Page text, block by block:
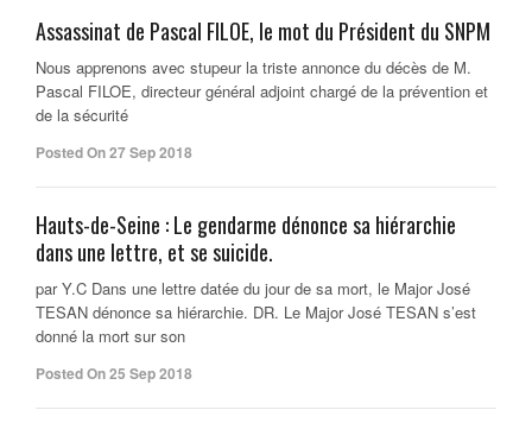
Assassinat de Pascal FILOE, le mot du Président du SNPM
Nous apprenons avec stupeur la triste annonce du décès de M.
Pascal FILOE, directeur général adjoint chargé de la prévention et
de la sécurité
Posted On 27 Sep 2018
Hauts-de-Seine : Le gendarme dénonce sa hiérarchie
dans une lettre, et se suicide.
par Y.C Dans une lettre datée du jour de sa mort, le Major José
TESAN dénonce sa hiérarchie. DR. Le Major José TESAN s’est
donné la mort sur son
Posted On 25 Sep 2018